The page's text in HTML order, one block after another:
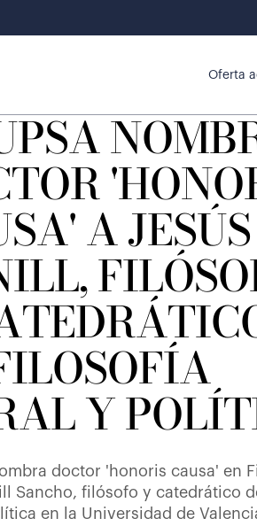
Oferta
A JESÚS
Y
doctor 'honoris causa' en
Sancho, filósofo y catedrático
en la Universidad de